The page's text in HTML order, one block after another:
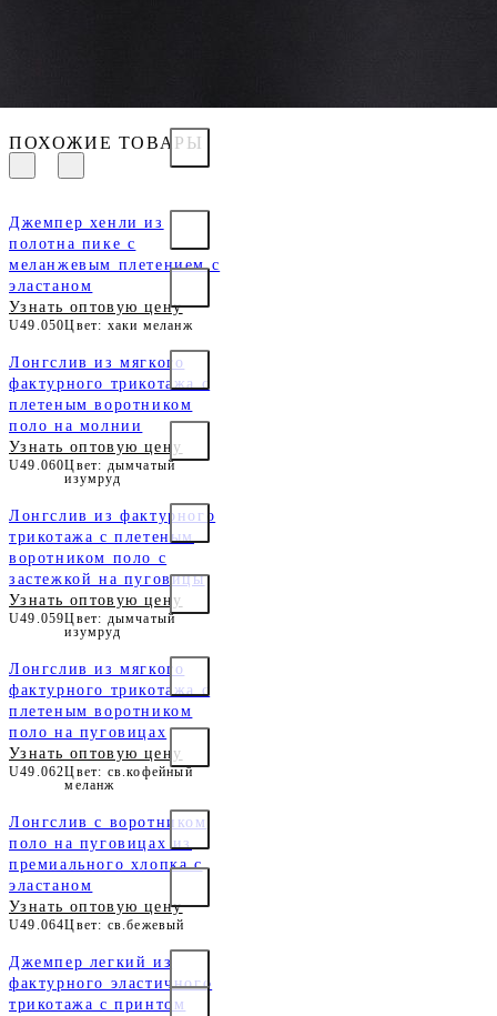
ПОХОЖИЕ ТОВАРЫ
Джемпер хенли из
полотна пике с
меланжевым плетением с
эластаном
Узнать оптовую цену
U49.050Цвет: хаки меланж
Лонгслив из мягкого
фактурного трикотажа с
плетеным воротником
поло на молнии
Узнать оптовую цену
U49.060Цвет: дымчатый
изумруд
Лонгслив из фактурного
трикотажа с плетеным
воротником поло с
застежкой на пуговицы
Узнать оптовую цену
U49.059Цвет: дымчатый
изумруд
Лонгслив из мягкого
фактурного трикотажа с
плетеным воротником
поло на пуговицах
Узнать оптовую цену
U49.062Цвет: св.кофейный
меланж
Лонгслив с воротником
поло на пуговицах из
премиального хлопка с
эластаном
Узнать оптовую цену
U49.064Цвет: св.бежевый
Джемпер легкий из
фактурного эластичного
трикотажа с принтом